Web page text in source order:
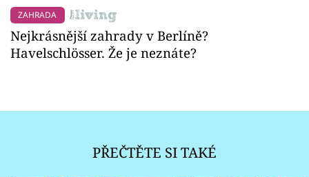
ZAHRADA
Nejkrásnější zahrady v Berlíně?
Havelschlösser. Že je neznáte?
PŘEČTĚTE SI TAKÉ